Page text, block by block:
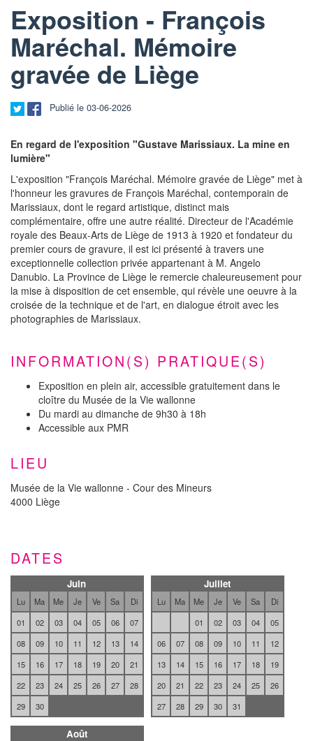
Exposition - François
Maréchal. Mémoire
gravée de Liège
Publié le 03-06-2026
En regard de l'exposition "Gustave Marissiaux. La mine en
lumière"
L'exposition "François Maréchal. Mémoire gravée de Liège" met à
l'honneur les gravures de François Maréchal, contemporain de
Marissiaux, dont le regard artistique, distinct mais
complémentaire, offre une autre réalité. Directeur de l'Académie
royale des Beaux-Arts de Liège de 1913 à 1920 et fondateur du
premier cours de gravure, il est ici présenté à travers une
exceptionnelle collection privée appartenant à M. Angelo
Danubio. La Province de Liège le remercie chaleureusement pour
la mise à disposition de cet ensemble, qui révèle une oeuvre à la
croisée de la technique et de l'art, en dialogue étroit avec les
photographies de Marissiaux.
INFORMATION(S) PRATIQUE(S)
Exposition en plein air, accessible gratuitement dans le
cloître du Musée de la Vie wallonne
Du mardi au dimanche de 9h30 à 18h
Accessible aux PMR
LIEU
Musée de la Vie wallonne - Cour des Mineurs
4000 Liège
DATES
Juin
Lu Ma Me Je Ve Sa
Di
01
02 03 04 05 06
07
08
09 10 11 12 13
14
15
16 17 18 19 20
21
22
23 24 25 26 27
28
29
30
Juillet
Lu Ma Me Je Ve Sa
Di
01
02 03 04
05
06
07 08 09 10 11
12
13
14 15 16 17 18
19
20
21 22 23 24 25
26
27
28 29 30 31
Août